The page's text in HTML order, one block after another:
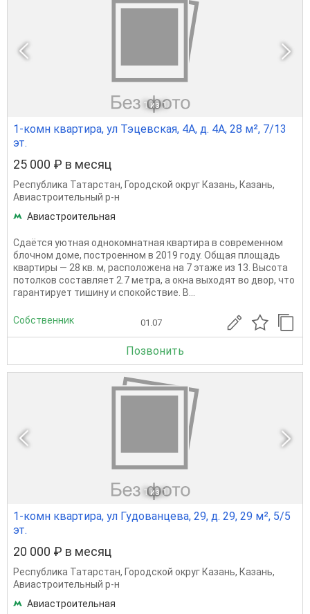
1 из 1
1-комн квартира, ул Тэцевская, 4А, д. 4А, 28 м², 7/13
эт.
25 000 ₽ в месяц
Республика Татарстан, Городской округ Казань, Казань,
Авиастроительный р-н
Авиастроительная
Сдаётся уютная однокомнатная квартира в современном
блочном доме, построенном в 2019 году. Общая площадь
квартиры — 28 кв. м, расположена на 7 этаже из 13. Высота
потолков составляет 2.7 метра, а окна выходят во двор, что
гарантирует тишину и спокойствие. В...
Собственник 01.07
Позвонить
1 из 1
1-комн квартира, ул Гудованцева, 29, д. 29, 29 м², 5/5
эт.
20 000 ₽ в месяц
Республика Татарстан, Городской округ Казань, Казань,
Авиастроительный р-н
Авиастроительная